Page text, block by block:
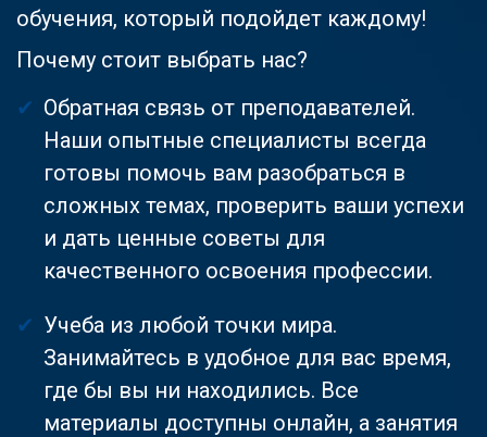
обучения, который подойдет каждому!
Почему стоит выбрать нас?
Обратная связь от преподавателей.
Наши опытные специалисты всегда
готовы помочь вам разобраться в
сложных темах, проверить ваши успехи
и дать ценные советы для
качественного освоения профессии.
Учеба из любой точки мира.
Занимайтесь в удобное для вас время,
где бы вы ни находились. Все
материалы доступны онлайн, а занятия